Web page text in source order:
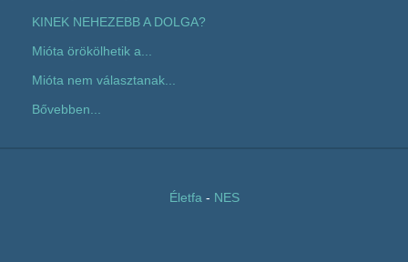
KINEK NEHEZEBB A DOLGA?
Mióta örökölhetik a...
Mióta nem választanak...
Bővebben...
Életfa - NES